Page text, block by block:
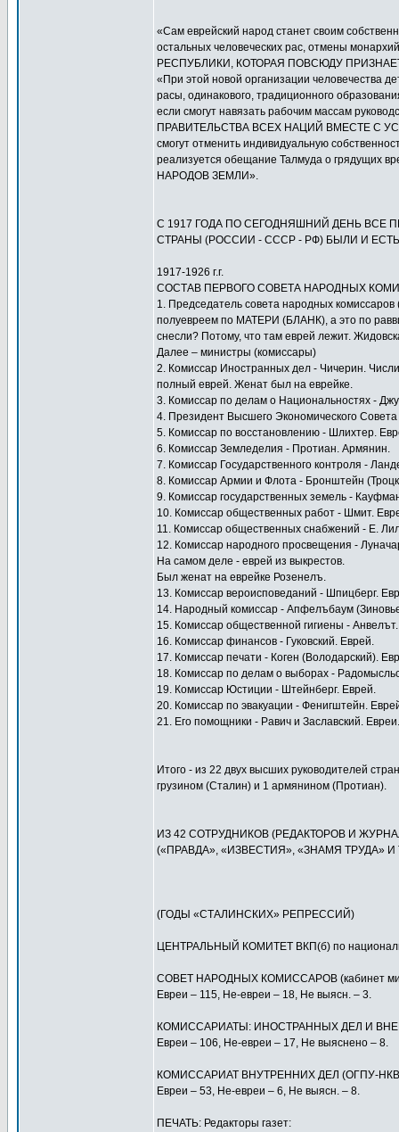
«Сам еврейский народ станет своим
остальных человеческих рас, отмены
РЕСПУБЛИКИ, КОТОРАЯ ПОВСЮДУ
«При этой новой организации человечества
расы, одинакового, традиционного
если смогут навязать рабочим массам
ПРАВИТЕЛЬСТВА ВСЕХ НАЦИЙ ВМЕСТЕ С
смогут отменить индивидуальную
реализуется обещание Талмуда о
НАРОДОВ ЗЕМЛИ».
С 1917 ГОДА ПО СЕГОДНЯШНИЙ ДЕНЬ ВСЕ
СТРАНЫ (РОССИИ - СССР - РФ) БЫЛИ И
1917-1926 г.г.
СОСТАВ ПЕРВОГО СОВЕТА НАРОДНЫХ
1. Председатель совета народных
полуевреем по МАТЕРИ (БЛАНК), а это по
снесли? Потому, что там еврей лежит.
Далее – министры (комиссары)
2. Комиссар Иностранных дел - Чичерин.
полный еврей. Женат был на еврейке.
3. Комиссар по делам о Национальностях -
4. Президент Высшего Экономического
5. Комиссар по восстановлению - Шлихтер.
6. Комиссар Земледелия - Протиан. Армянин.
7. Комиссар Государственного контроля -
8. Комиссар Армии и Флота - Бронштейн
9. Комиссар государственных земель -
10. Комиссар общественных работ - Шмит.
11. Комиссар общественных снабжений - Е.
12. Комиссар народного просвещения -
На самом деле - еврей из выкрестов.
Был женат на еврейке Розенелъ.
13. Комиссар вероисповеданий - Шпицберг.
14. Народный комиссар - Апфелъбаум
15. Комиссар общественной гигиены -
16. Комиссар финансов - Гуковский. Еврей.
17. Комиссар печати - Коген (Володарский).
18. Комиссар по делам о выборах -
19. Комиссар Юстиции - Штейнберг. Еврей.
20. Комиссар по эвакуации - Фенигштейн.
21. Его помощники - Равич и Заславский. Евреи.
Итого - из 22 двух высших руководителей
грузином (Сталин) и 1 армянином (Протиан).
ИЗ 42 СОТРУДНИКОВ (РЕДАКТОРОВ И
(«ПРАВДА», «ИЗВЕСТИЯ», «ЗНАМЯ ТРУДА»
(ГОДЫ «СТАЛИНСКИХ» РЕПРЕССИЙ)
ЦЕНТРАЛЬНЫЙ КОМИТЕТ ВКП(б) по
СОВЕТ НАРОДНЫХ КОМИССАРОВ (кабинет
Евреи – 115, Не-евреи – 18, Не выясн. – 3.
КОМИССАРИАТЫ: ИНОСТРАННЫХ ДЕЛ И
Евреи – 106, Не-евреи – 17, Не выяснено – 8.
КОМИССАРИАТ ВНУТРЕННИХ ДЕЛ (ОГПУ-
Евреи – 53, Не-евреи – 6, Не выясн. – 8.
ПЕЧАТЬ: Редакторы газет: